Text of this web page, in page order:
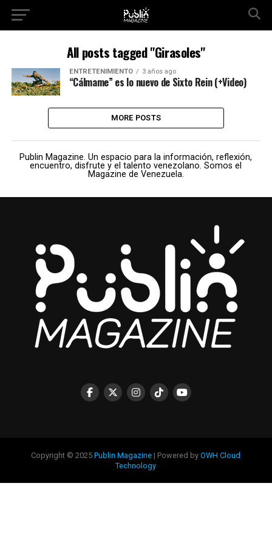
All posts tagged "Girasoles"
ENTRETENIMIENTO 3 años ago
“Cálmame” es lo nuevo de Sixto Rein (+Video)
MORE POSTS
Publin Magazine. Un espacio para la información, reflexión,
encuentro, disfrute y el talento venezolano. Somos el
Magazine de Venezuela.
Copyright © 2025Publin Magazine | Powered byOWH Cloud
Technology